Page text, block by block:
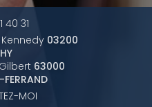
40 31
03200
63000
MOI